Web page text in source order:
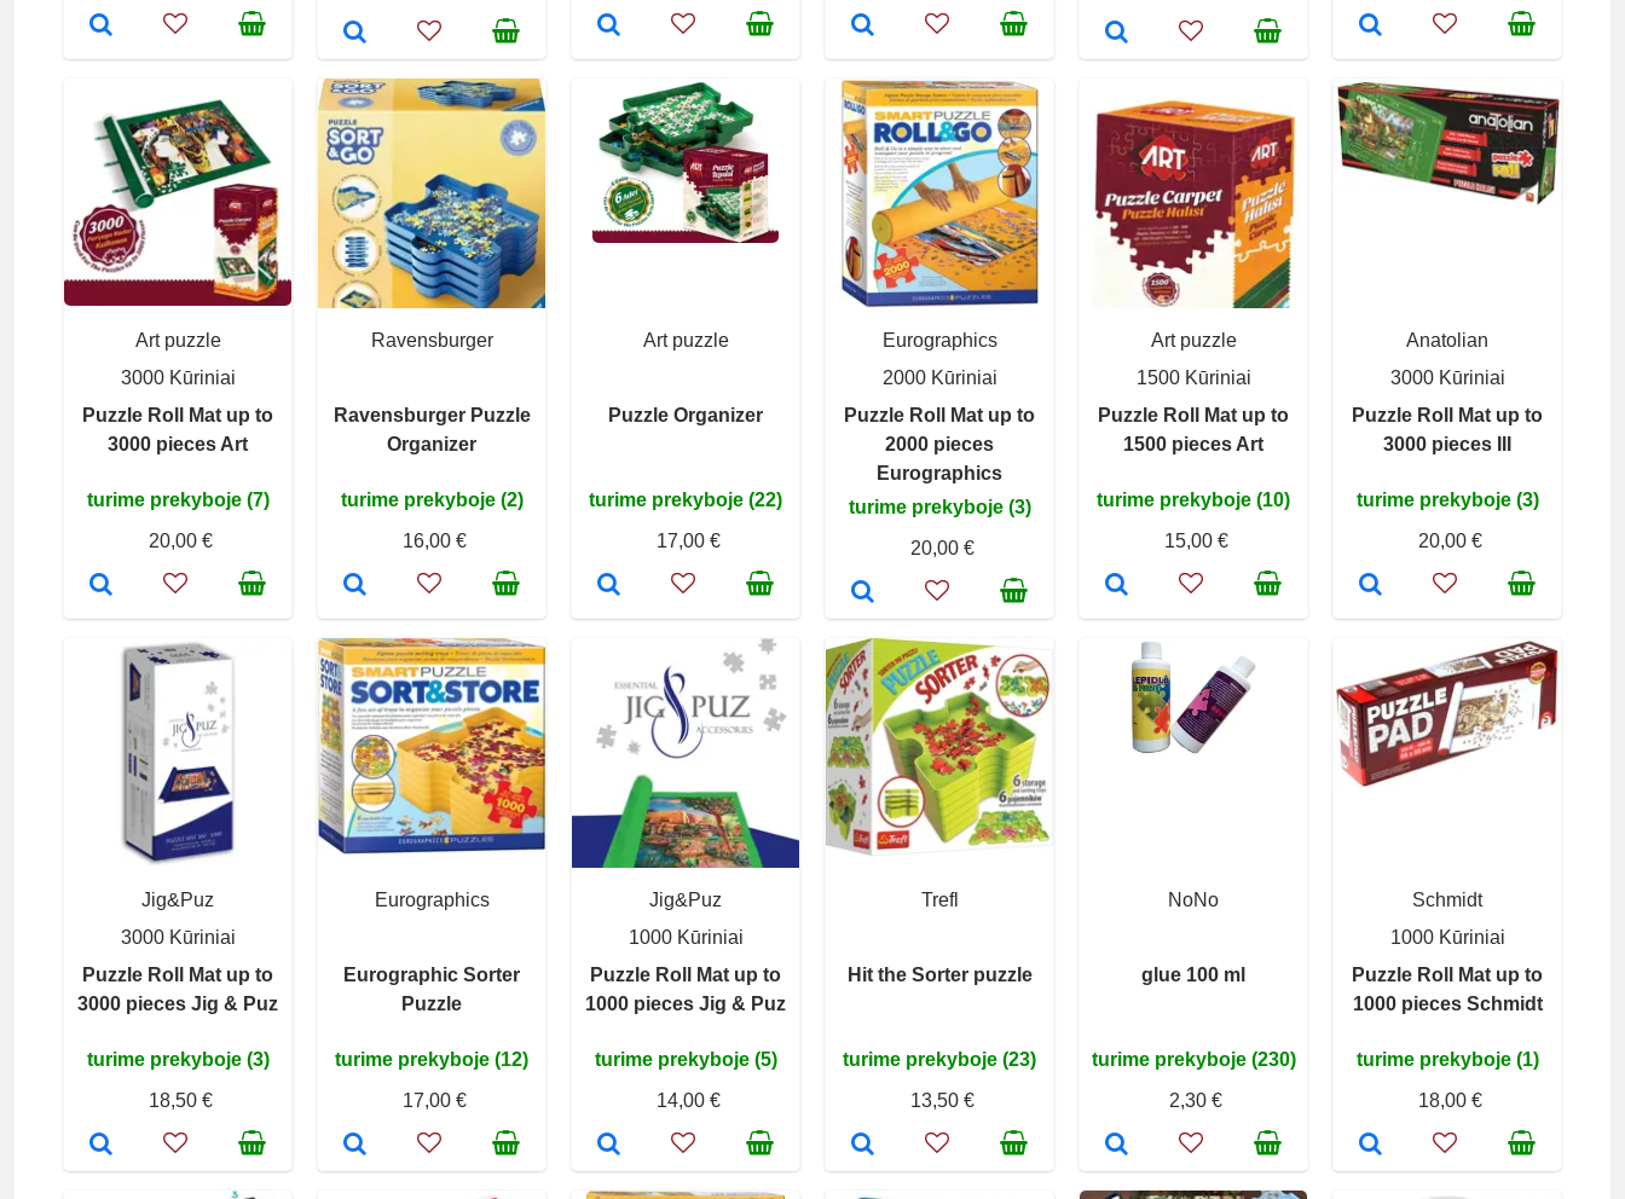
Art puzzle
3000 Kūriniai
Puzzle Roll Mat up to
3000 pieces Art
turime prekyboje (7)
20,00 €
Ravensburger
Ravensburger Puzzle
Organizer
turime prekyboje (2)
16,00 €
Art puzzle
Puzzle Organizer
turime prekyboje (22)
17,00 €
Eurographics
2000 Kūriniai
Puzzle Roll Mat up to
2000 pieces
Eurographics
turime prekyboje (3)
20,00 €
Art puzzle
1500 Kūriniai
Puzzle Roll Mat up to
1500 pieces Art
turime prekyboje (10)
15,00 €
Anatolian
3000 Kūriniai
Puzzle Roll Mat up to
3000 pieces III
turime prekyboje (3)
20,00 €
Jig&Puz
3000 Kūriniai
Puzzle Roll Mat up to
3000 pieces Jig & Puz
turime prekyboje (3)
18,50 €
Eurographics
Eurographic Sorter
Puzzle
turime prekyboje (12)
17,00 €
Jig&Puz
1000 Kūriniai
Puzzle Roll Mat up to
1000 pieces Jig & Puz
turime prekyboje (5)
14,00 €
Trefl
Hit the Sorter puzzle
turime prekyboje (23)
13,50 €
NoNo
glue 100 ml
turime prekyboje (230)
2,30 €
Schmidt
1000 Kūriniai
Puzzle Roll Mat up to
1000 pieces Schmidt
turime prekyboje (1)
18,00 €